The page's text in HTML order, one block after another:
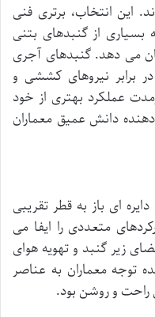
این انتخاب، برتری فنی
از گنبدهای بتنی
می دهد. گنبدهای آجری
برابر نیروهای کششی و
عملکرد بهتری از خود
دانش عمیق معماران
ای باز به قطر تقریبی
متعددی را ایفا می
زیر گنبد و تهویه هوای
توجه معماران به عناصر
راحت و روشن بود.